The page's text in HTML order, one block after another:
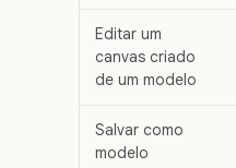
Editar um
canvas criado
de um modelo
Salvar como
modelo